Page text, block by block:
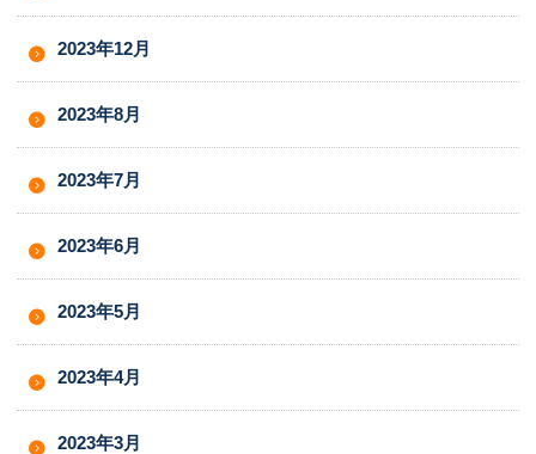
2023年12月
2023年8月
2023年7月
2023年6月
2023年5月
2023年4月
2023年3月